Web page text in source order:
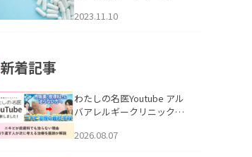
2023.11.10
新着記事
わたしの名医Youtube アル
バアレルギークリニック札
らない理由｜繰り返す人が
2026.08.07